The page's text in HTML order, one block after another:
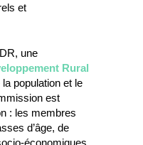
et
une
Rural
population et le
est
: les membres
d’âge, de